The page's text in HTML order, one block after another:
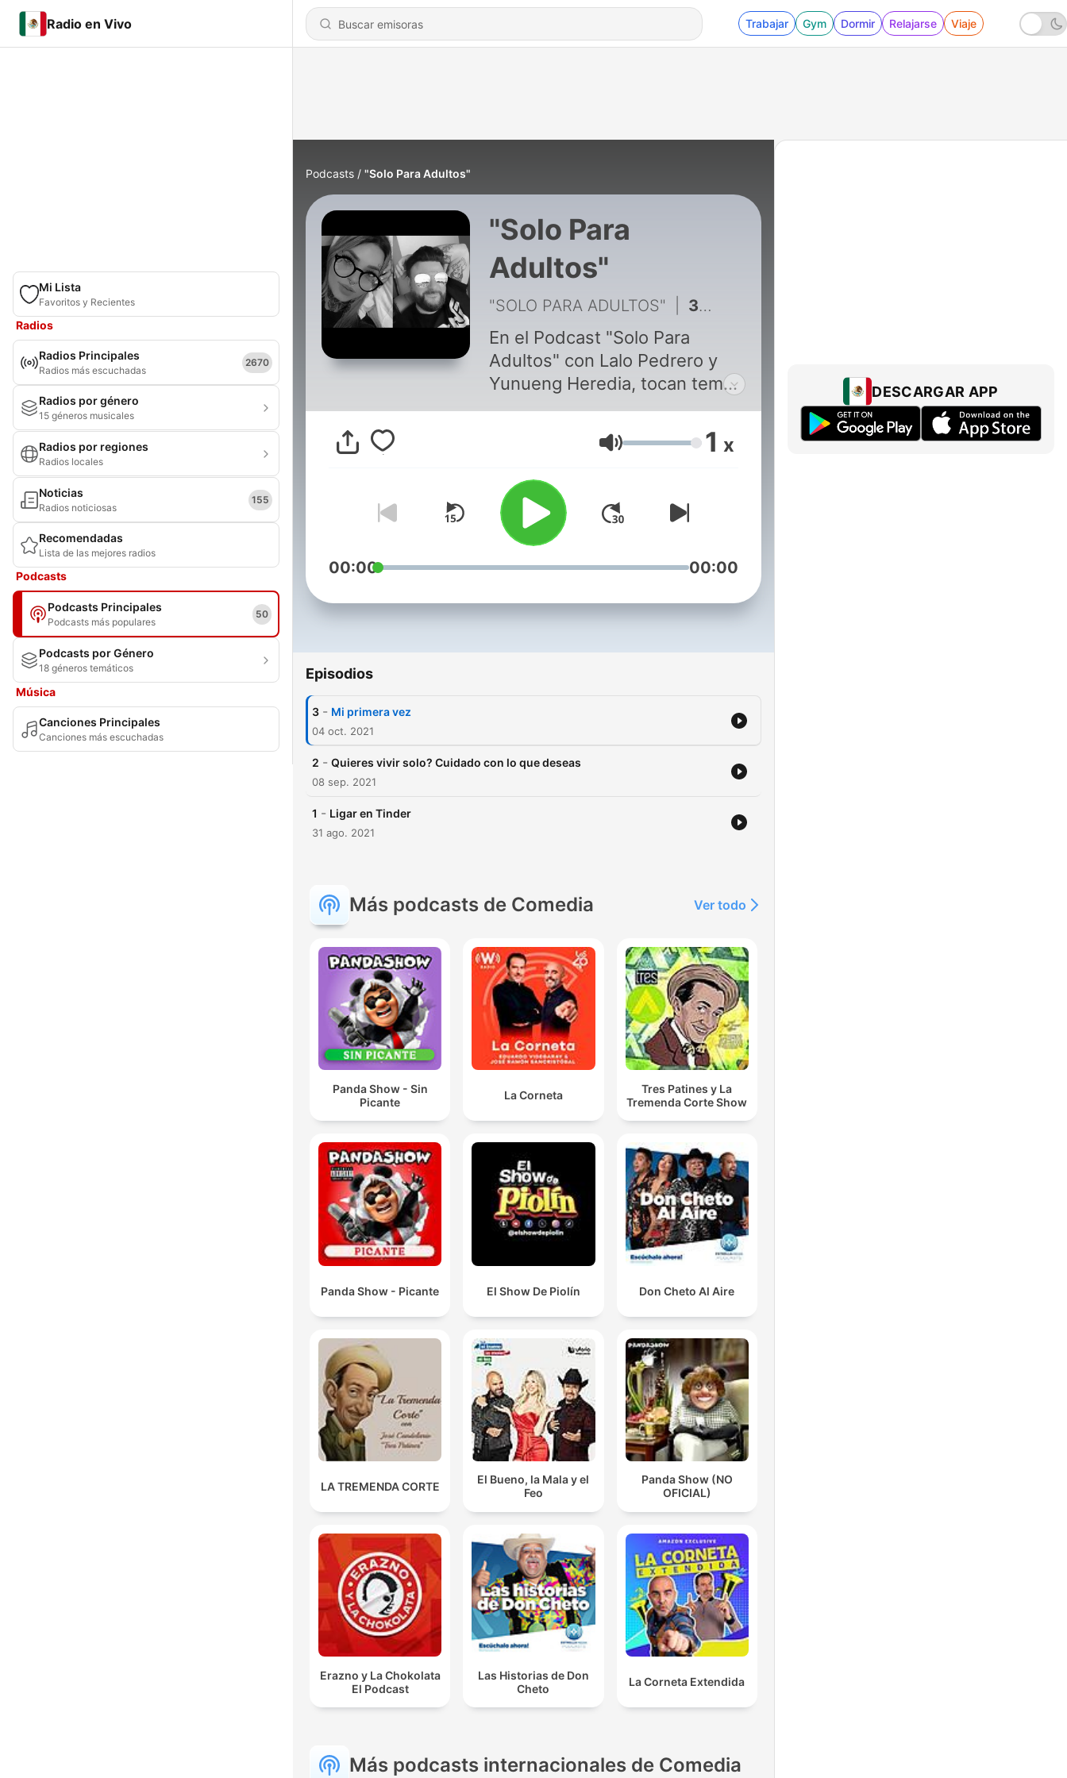
Radio en Vivo Trabajar Gym Dormir Relajarse Viaje
Mi Lista
Favoritos y Recientes
Radios
Radios Principales
Radios más escuchadas
2670
Radios por género
15 géneros musicales
Radios por regiones
Radios locales
Noticias
Radios noticiosas
155
Recomendadas
Lista de las mejores radios
Podcasts
Podcasts Principales
Podcasts más populares
50
Podcasts por Género
18 géneros temáticos
Música
Canciones Principales
Canciones más escuchadas
Podcasts "Solo Para Adultos"
"Solo Para
Adultos"
"SOLO PARA ADULTOS" 3 - Mi primera vez
En el Podcast "Solo Para
Adultos" con Lalo Pedrero y
Yunueng Heredia, tocan temas
sobre sexualidad, redes
sociales, ligues, relaciones
toxicas etc. de una forma
divertida y casual, dejando de
lado los estigmas y tabúes a
los que estamos
acostumbrados.
Recuerda escucharnos todos
podrás despegar de tus
Volumen 1 x
00:00 00:00
Episodios
3 - Mi primera vez
04 oct. 2021
2 - Quieres vivir solo? Cuidado con lo que deseas
08 sep. 2021
1 - Ligar en Tinder
31 ago. 2021
Más podcasts de Comedia Ver todo
Panda Show - Sin
Picante
La Corneta
Tres Patines y La
Tremenda Corte Show
Panda Show - Picante El Show De Piolín Don Cheto Al Aire
LA TREMENDA CORTE
El Bueno, la Mala y el
Feo
Panda Show (NO
OFICIAL)
Erazno y La Chokolata
El Podcast
Las Historias de Don
Cheto
La Corneta Extendida
Más podcasts internacionales de Comedia
DESCARGAR APP